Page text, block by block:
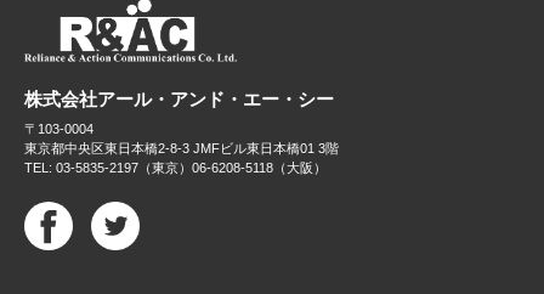
株式会社アール・アンド・エー・シー
〒103-0004
東京都中央区東日本橋2-8-3 JMFビル東日本橋01 3階
TEL: 03-5835-2197（東京）06-6208-5118（大阪）